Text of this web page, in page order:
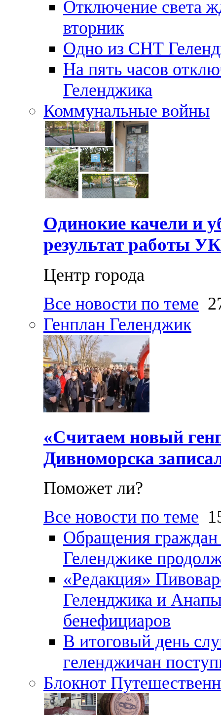
Отключение света
вторник
Одно из СНТ
На пять часов
Геленджика
Коммунальные войны
Одинокие качели и
результат работы
Центр города
Все новости по теме
Генплан Геленджик
«Считаем новый
Дивноморска
Поможет ли?
Все новости по теме
Обращения граждан
Геленджике
«Редакция»
Геленджика и
бенефициаров
В итоговый день
геленджичан
Блокнот